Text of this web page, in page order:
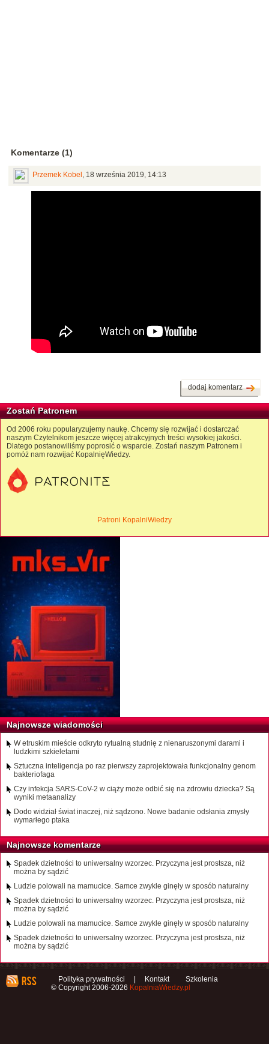
Komentarze (1)
Przemek Kobel , 18 września 2019, 14:13
dodaj komentarz
Zostań Patronem
Od 2006 roku popularyzujemy naukę. Chcemy się rozwijać i dostarczać
naszym Czytelnikom jeszcze więcej atrakcyjnych treści wysokiej jakości.
Dlatego postanowiliśmy poprosić o wsparcie. Zostań naszym Patronem i
pomóż nam rozwijać KopalnięWiedzy.
Patroni KopalniWiedzy
Najnowsze wiadomości
W etruskim mieście odkryto rytualną studnię z nienaruszonymi darami i
ludzkimi szkieletami
Sztuczna inteligencja po raz pierwszy zaprojektowała funkcjonalny genom
bakteriofaga
Czy infekcja SARS-CoV-2 w ciąży może odbić się na zdrowiu dziecka? Są
wyniki metaanalizy
Dodo widział świat inaczej, niż sądzono. Nowe badanie odsłania zmysły
wymarłego ptaka
Najnowsze komentarze
Spadek dzietności to uniwersalny wzorzec. Przyczyna jest prostsza, niż
można by sądzić
Ludzie polowali na mamucice. Samce zwykle ginęły w sposób naturalny
Spadek dzietności to uniwersalny wzorzec. Przyczyna jest prostsza, niż
można by sądzić
Ludzie polowali na mamucice. Samce zwykle ginęły w sposób naturalny
Spadek dzietności to uniwersalny wzorzec. Przyczyna jest prostsza, niż
można by sądzić
Polityka prywatności Kontakt
Szkolenia
© Copyright 2006-2026 KopalniaWiedzy.pl